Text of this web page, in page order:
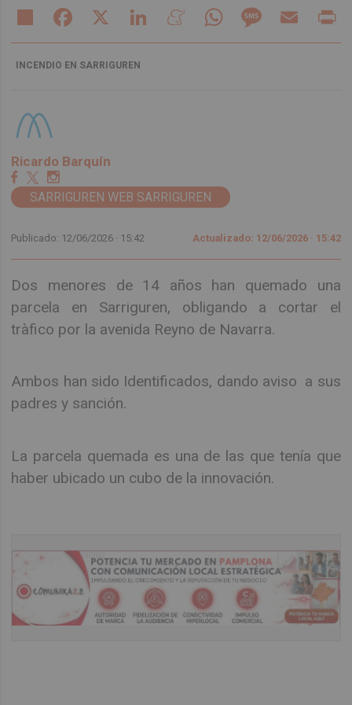
Share Facebook LinkedIn MeneameWhatsAppMessageEmail
INCENDIO EN SARRIGUREN
Ricardo Barquín
SARRIGUREN WEB SARRIGUREN
Publicado: 12/06/2026 · 15:42 Actualizado: 12/06/2026 · 15:42
Dos menores de 14 años han quemado una
parcela en Sarriguren, obligando a cortar el
tràfico por la avenida Reyno de Navarra.
Ambos han sido Identificados, dando aviso a sus
padres y sanción.
La parcela quemada es una de las que tenía que
haber ubicado un cubo de la innovación.